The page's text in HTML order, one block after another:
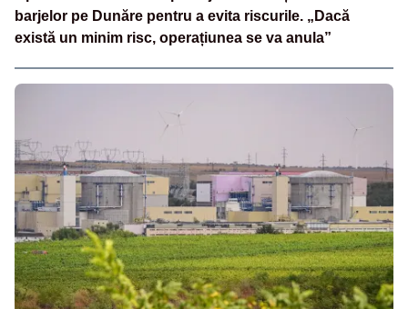
barjelor pe Dunăre pentru a evita riscurile. „Dacă
există un minim risc, operațiunea se va anula”